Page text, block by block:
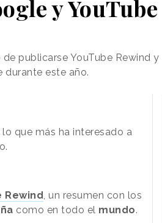
y YouTube
publicarse YouTube Rewind
durante este año.
que más ha interesado a
Rewind , un resumen con los
como en todo el mundo.